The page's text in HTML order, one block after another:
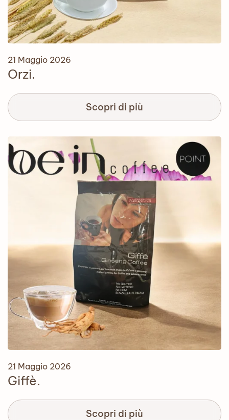
21 Maggio 2026
Orzi.
Scopri di più
21 Maggio 2026
Giffè.
Scopri di più